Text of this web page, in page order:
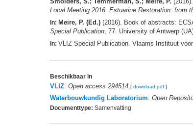
Local Meeting 2016. Estuarine Restoration: from
In: Meire, P. (Ed.) (2016). Book of abstracts:
Special Publication, 77. University of Antwerp
In: VLIZ Special Publication. Vlaams Instituut
Beschikbaar in
VLIZ: Open access 294514 [ download pdf ]
Waterbouwkundig Laboratorium: Open
Documenttype: Samenvatting